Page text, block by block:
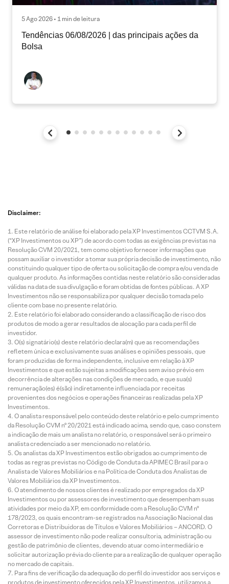
5 Ago 2026 • 1 min de leitura
Tendências 06/08/2026 | das principais ações da
Bolsa
Disclaimer:
Este relatório de análise foi elaborado pela XP Investimentos CCTVM S.A.
(“XP Investimentos ou XP”) de acordo com todas as exigências previstas na
Resolução CVM 20/2021, tem como objetivo fornecer informações que
possam auxiliar o investidor a tomar sua própria decisão de investimento, não
constituindo qualquer tipo de oferta ou solicitação de compra e/ou venda de
qualquer produto. As informações contidas neste relatório são consideradas
válidas na data de sua divulgação e foram obtidas de fontes públicas. A XP
Investimentos não se responsabiliza por qualquer decisão tomada pelo
cliente com base no presente relatório.
Este relatório foi elaborado considerando a classificação de risco dos
produtos de modo a gerar resultados de alocação para cada perfil de
investidor.
O(s) signatário(s) deste relatório declara(m) que as recomendações
refletem única e exclusivamente suas análises e opiniões pessoais, que
foram produzidas de forma independente, inclusive em relação à XP
Investimentos e que estão sujeitas a modificações sem aviso prévio em
decorrência de alterações nas condições de mercado, e que sua(s)
remuneração(es) é(são) indiretamente influenciada por receitas
provenientes dos negócios e operações financeiras realizadas pela XP
Investimentos.
O analista responsável pelo conteúdo deste relatório e pelo cumprimento
da Resolução CVM nº 20/2021 está indicado acima, sendo que, caso constem
a indicação de mais um analista no relatório, o responsável será o primeiro
analista credenciado a ser mencionado no relatório.
Os analistas da XP Investimentos estão obrigados ao cumprimento de
todas as regras previstas no Código de Conduta da APIMEC Brasil para o
Analista de Valores Mobiliários e na Política de Conduta dos Analistas de
Valores Mobiliários da XP Investimentos.
O atendimento de nossos clientes é realizado por empregados da XP
Investimentos ou por assessores de investimento que desempenham suas
atividades por meio da XP, em conformidade com a Resolução CVM nº
178/2023, os quais encontram-se registrados na Associação Nacional das
Corretoras e Distribuidoras de Títulos e Valores Mobiliários – ANCORD. O
assessor de investimento não pode realizar consultoria, administração ou
gestão de patrimônio de clientes, devendo atuar como intermediário e
solicitar autorização prévia do cliente para a realização de qualquer operação
no mercado de capitais.
Para fins de verificação da adequação do perfil do investidor aos serviços e
produtos de investimento oferecidos pela XP Investimentos, utilizamos a